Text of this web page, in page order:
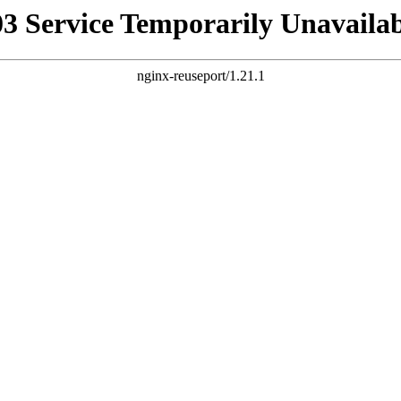
Service Temporarily
nginx-reuseport/1.21.1